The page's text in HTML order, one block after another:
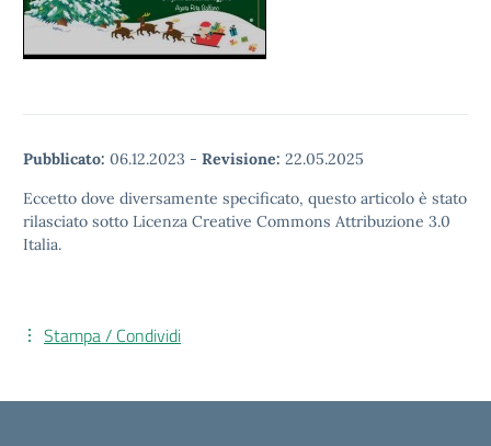
Pubblicato: 06.12.2023 - Revisione: 22.05.2025
Eccetto dove diversamente specificato, questo articolo è stato
rilasciato sotto Licenza Creative Commons Attribuzione 3.0
Italia.
Stampa / Condividi